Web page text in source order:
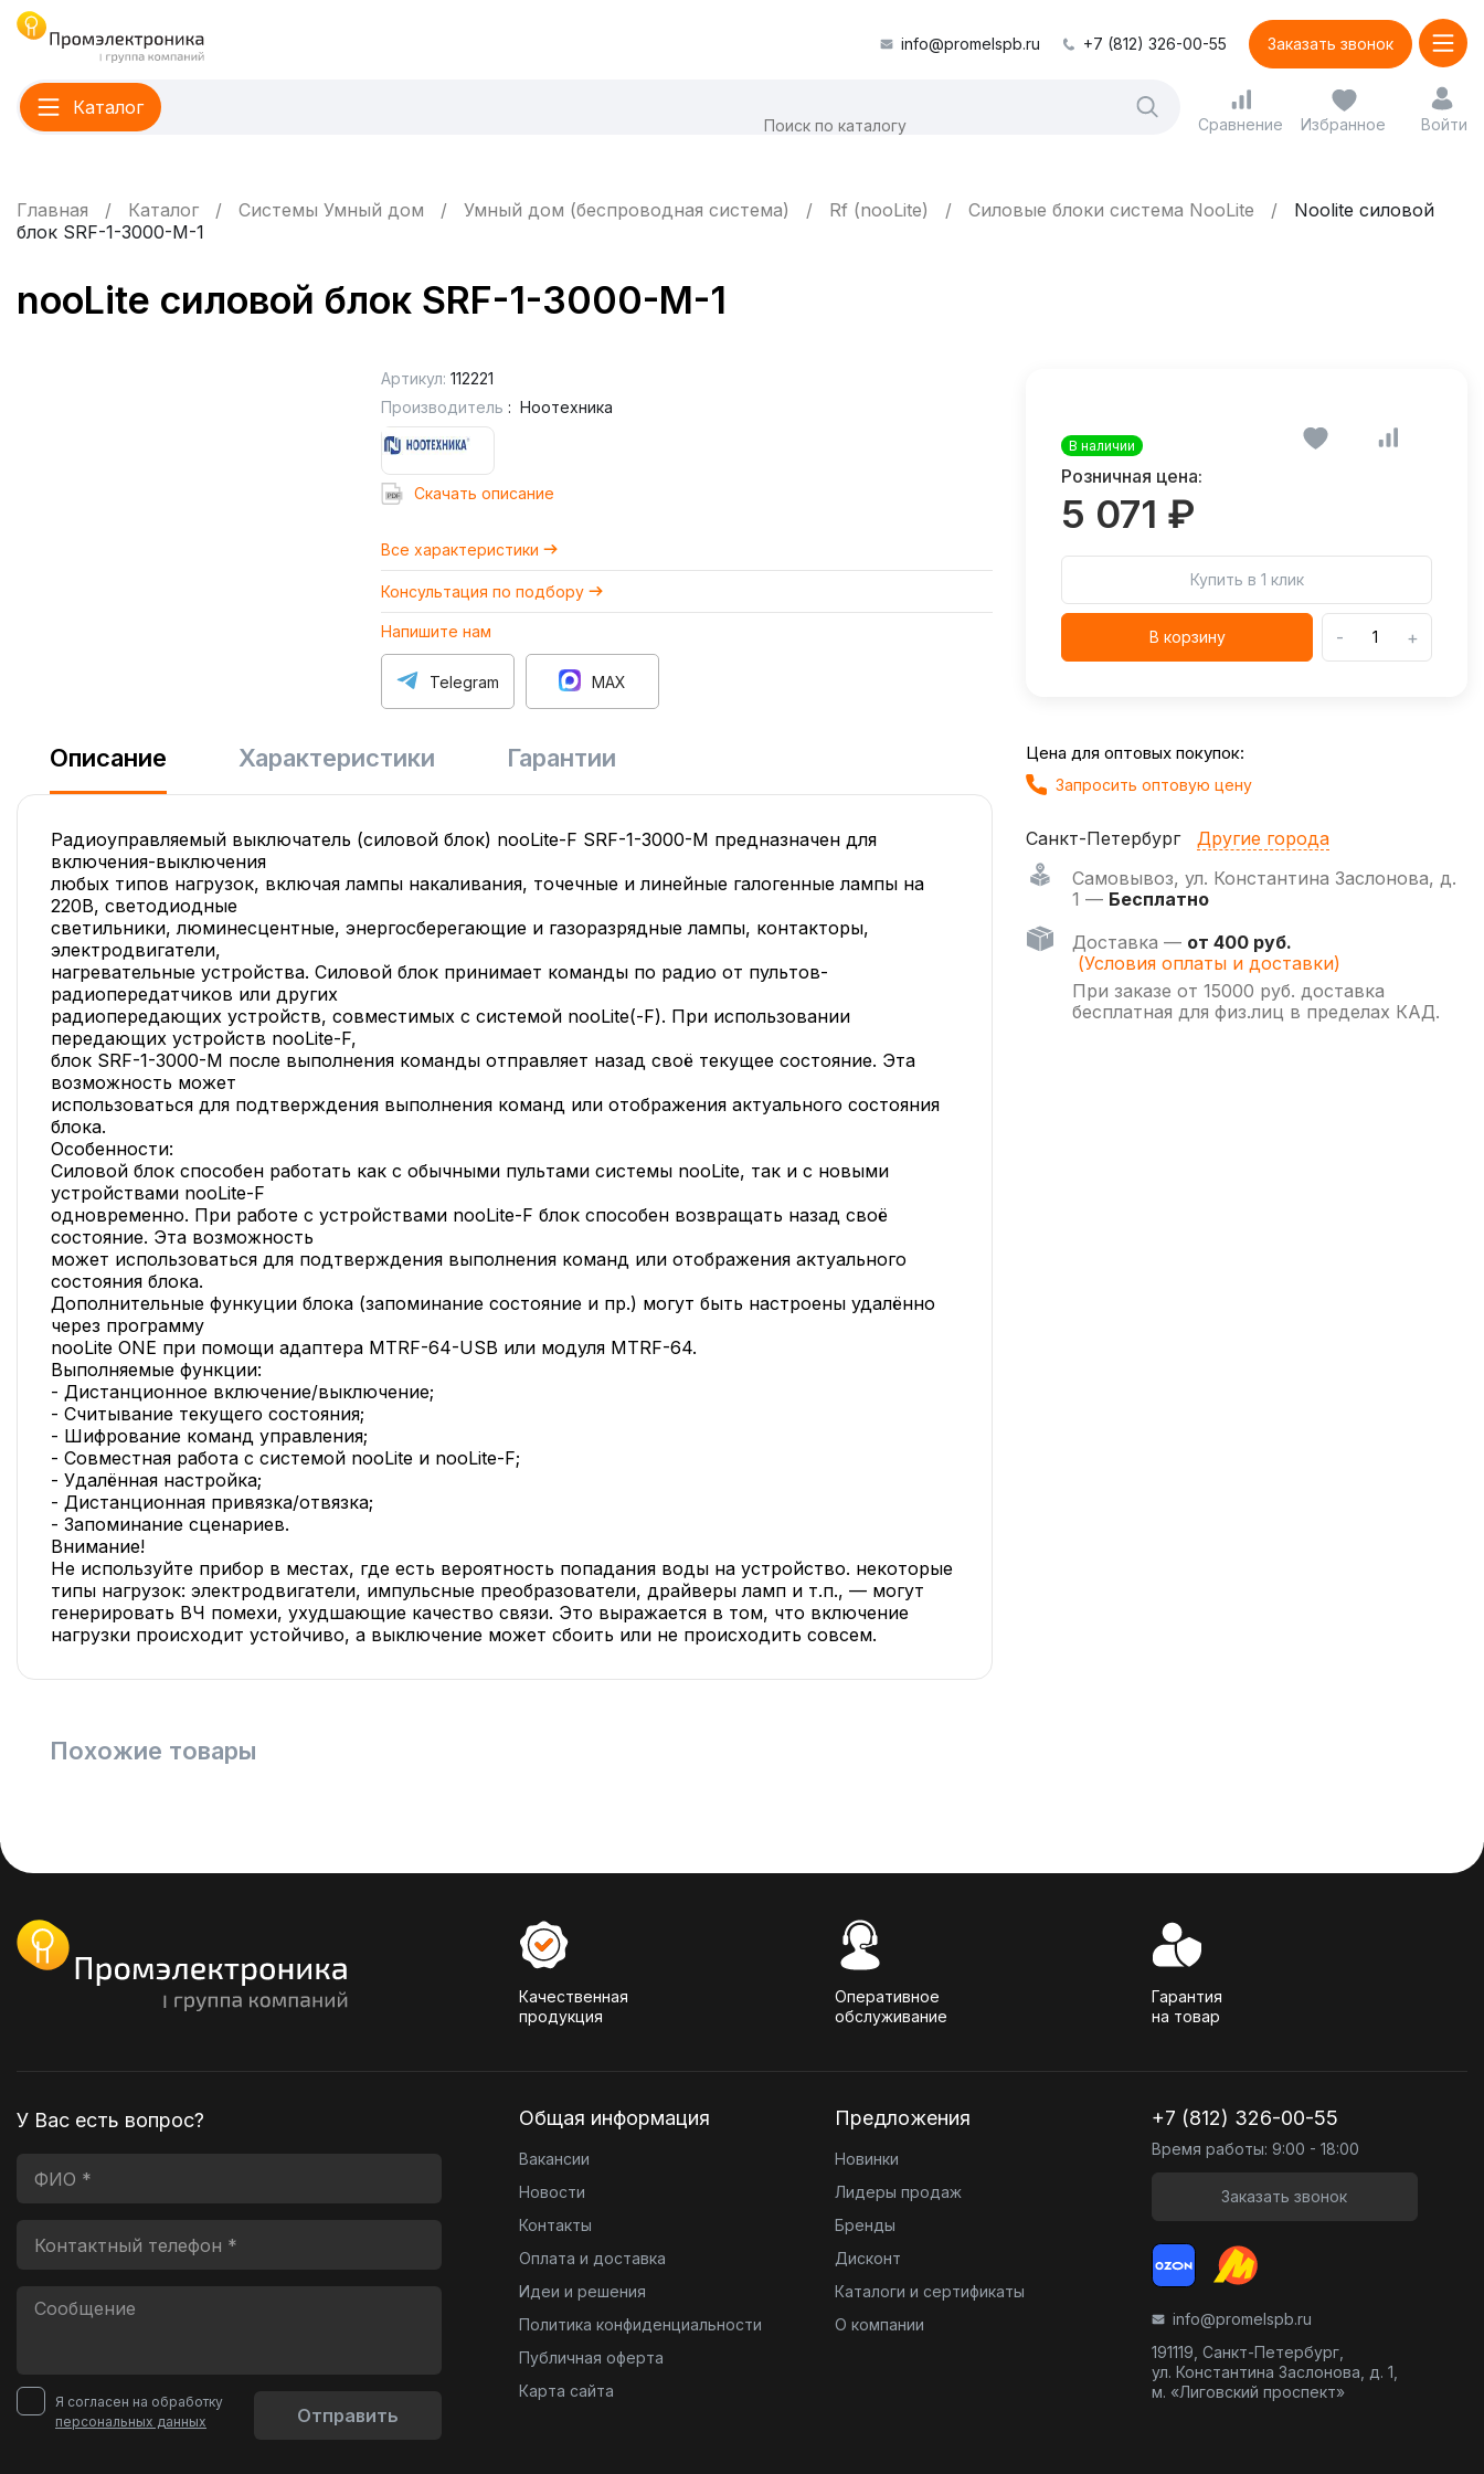
info@promelspb.ru +7 (812) 326-00-55 Заказать звонок
Каталог
Сравнение Избранное Войти
Главная Каталог Системы Умный дом Умный дом (беспроводная система) Rf (nooLite) Силовые блоки система NooLite
Noolite силовой
блок SRF-1-3000-М-1
nooLite силовой блок SRF-1-3000-М-1
Артикул: 112221
Производитель : Ноотехника
Cкачать описание
Все характеристики
Консультация по подбору
Напишите нам
Telegram MAX
В наличии
Розничная цена:
5 071 ₽
Купить в 1 клик
В корзину - +
Описание Характеристики Гарантии
Радиоуправляемый выключатель (силовой блок) nooLite-F SRF-1-3000-M предназначен для
включения-выключения
любых типов нагрузок, включая лампы накаливания, точечные и линейные галогенные лампы на
220В, светодиодные
светильники, люминесцентные, энергосберегающие и газоразрядные лампы, контакторы,
электродвигатели,
нагревательные устройства. Силовой блок принимает команды по радио от пультов-
радиопередатчиков или других
радиопередающих устройств, совместимых с системой nooLite(-F). При использовании
передающих устройств nooLite-F,
блок SRF-1-3000-M после выполнения команды отправляет назад своё текущее состояние. Эта
возможность может
использоваться для подтверждения выполнения команд или отображения актуального состояния
блока.
Особенности:
Силовой блок способен работать как с обычными пультами системы nooLite, так и с новыми
устройствами nooLite-F
одновременно. При работе с устройствами nooLite-F блок способен возвращать назад своё
состояние. Эта возможность
может использоваться для подтверждения выполнения команд или отображения актуального
состояния блока.
Дополнительные функуции блока (запоминание состояние и пр.) могут быть настроены удалённо
через программу
nooLite ONE при помощи адаптера MTRF-64-USB или модуля MTRF-64.
Выполняемые функции:
- Дистанционное включение/выключение;
- Cчитывание текущего состояния;
- Шифрование команд управления;
- Совместная работа с системой nooLite и nooLite-F;
- Удалённая настройка;
- Дистанционная привязка/отвязка;
- Запоминание сценариев.
Внимание!
Не используйте прибор в местах, где есть вероятность попадания воды на устройство. некоторые
типы нагрузок: электродвигатели, импульсные преобразователи, драйверы ламп и т.п., — могут
генерировать ВЧ помехи, ухудшающие качество связи. Это выражается в том, что включение
нагрузки происходит устойчиво, а выключение может сбоить или не происходить совсем.
Цена для оптовых покупок:
Запросить оптовую цену
Санкт-Петербург
Другие города
Самовывоз, ул. Константина Заслонова, д.
1 — Бесплатно
Доставка — от 400 руб.
(Условия оплаты и доставки)
При заказе от 15000 руб. доставка
бесплатная для физ.лиц в пределах КАД.
Похожие товары
Качественная
продукция
Оперативное
обслуживание
Гарантия
на товар
У Вас есть вопрос?
Я согласен на обработку
персональных данных
Отправить
Общая информация
Вакансии
Новости
Контакты
Оплата и доставка
Идеи и решения
Политика конфиденциальности
Публичная оферта
Карта сайта
Предложения
Новинки
Лидеры продаж
Бренды
Дисконт
Каталоги и сертификаты
О компании
+7 (812) 326-00-55
Время работы: 9:00 - 18:00
Заказать звонок
info@promelspb.ru
191119, Санкт-Петербург,
ул. Константина Заслонова, д. 1,
м. «Лиговский проспект»